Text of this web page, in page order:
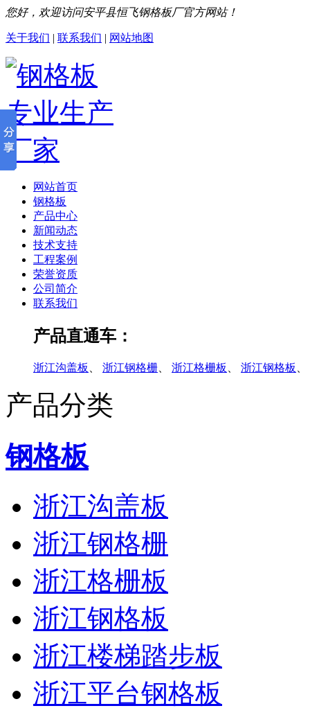
您好，欢迎访问安平县恒飞钢格板厂官方网站！
关于我们 | 联系我们 | 网站地图
网站首页
钢格板
产品中心
新闻动态
技术支持
工程案例
荣誉资质
公司简介
联系我们
产品直通车：
浙江沟盖板 浙江钢格栅 浙江格栅板 浙江钢格板
产品分类
钢格板
浙江沟盖板
浙江钢格栅
浙江格栅板
浙江钢格板
浙江楼梯踏步板
浙江平台钢格板